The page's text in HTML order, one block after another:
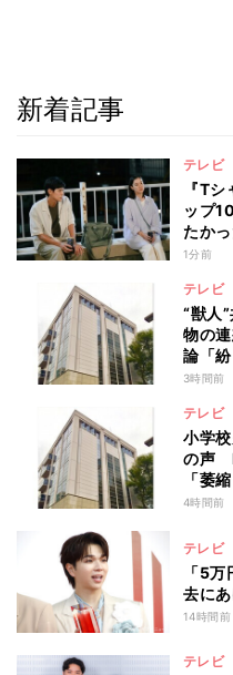
新着記事
テレビ
『T
ップ
たか
1分前
テレビ
“獣人
物の
論「
が」
3時間前
テレビ
小学
の声
「萎
4時間前
テレビ
「5
去に
14時間前
テレビ